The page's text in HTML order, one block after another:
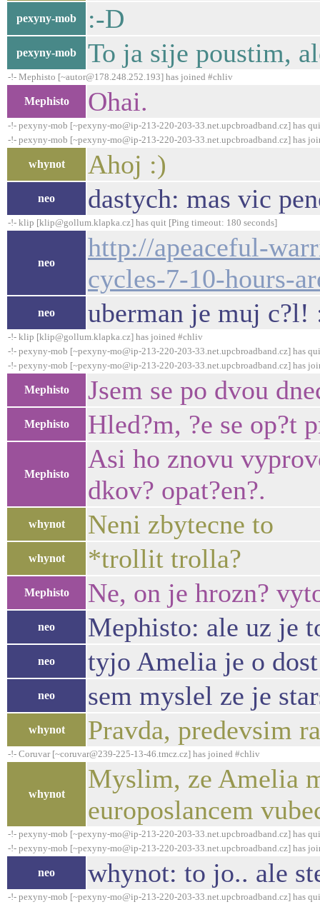
pexyny-mob :-D
pexyny-mob To ja sije poustim,
-!- Mephisto [~autor@178.248.252.193] has joined #chliv
Mephisto Ohai.
-!- pexyny-mob [~pexyny-mo@ip-213-220-203-33.net.upcbroadband.cz] has
-!- pexyny-mob [~pexyny-mo@ip-213-220-203-33.net.upcbroadband.cz] has
whynot Ahoj :)
neo dastych: mas vic
-!- klip [klip@gollum.klapka.cz] has quit [Ping timeout: 180 seconds]
neo
http://apeaceful-
cycles-7-10-hours-
neo uberman je muj c?l!
-!- klip [klip@gollum.klapka.cz] has joined #chliv
-!- pexyny-mob [~pexyny-mo@ip-213-220-203-33.net.upcbroadband.cz] has
-!- pexyny-mob [~pexyny-mo@ip-213-220-203-33.net.upcbroadband.cz] has
Mephisto Jsem se po dvou
Mephisto Hled?m, ?e se op?t
Mephisto
Asi ho znovu
dkov? opat?en?.
whynot Neni zbytecne to
whynot *trollit trolla?
Mephisto Ne, on je hrozn?
neo Mephisto: ale uz je
neo tyjo Amelia je o
neo sem myslel ze je
whynot Pravda, predevsim
-!- Coruvar [~coruvar@239-225-13-46.tmcz.cz] has joined #chliv
whynot
Myslim, ze Amelia
europoslancem
-!- pexyny-mob [~pexyny-mo@ip-213-220-203-33.net.upcbroadband.cz] has
-!- pexyny-mob [~pexyny-mo@ip-213-220-203-33.net.upcbroadband.cz] has
neo whynot: to jo.. ale
-!- pexyny-mob [~pexyny-mo@ip-213-220-203-33.net.upcbroadband.cz] has